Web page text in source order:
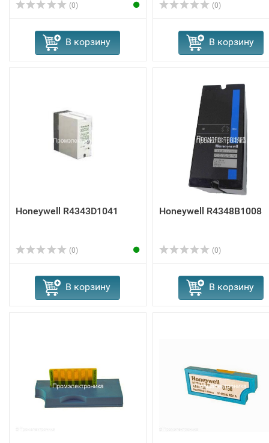
(0)
В корзину
(0)
В корзину
Honeywell R4343D1041
(0)
В корзину
Honeywell R4348B1008
(0)
В корзину